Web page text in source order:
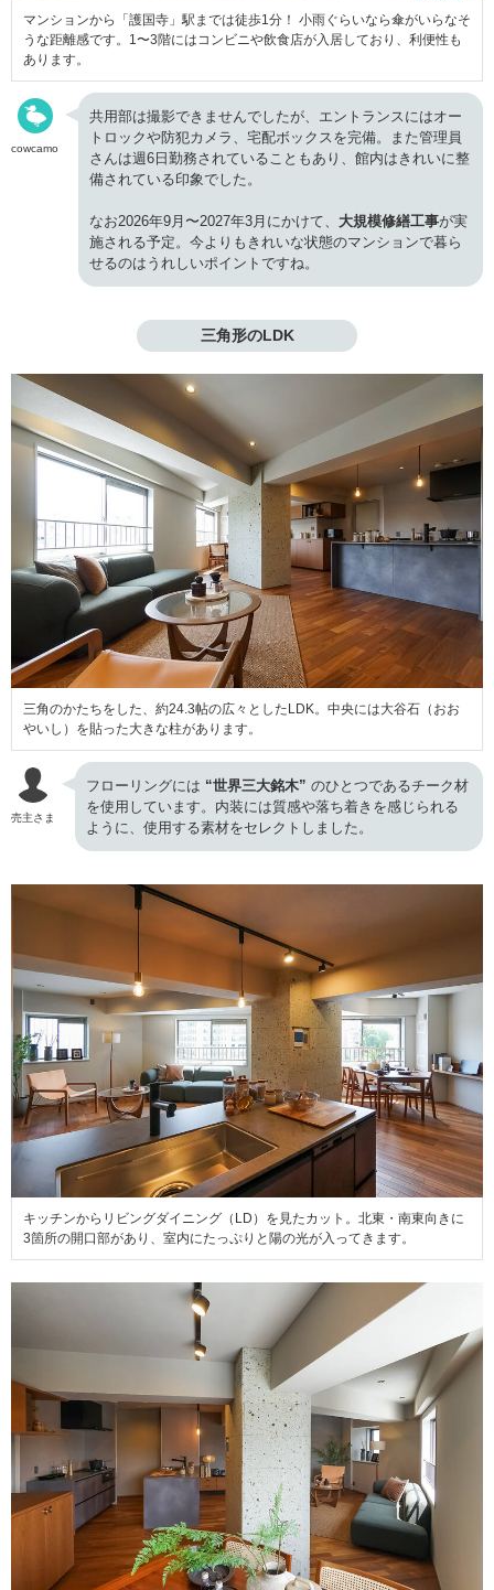
マンションから「護国寺」駅までは徒歩1分！ 小雨ぐらいなら傘がいらなそ
うな距離感です。1〜3階にはコンビニや飲食店が入居しており、利便性も
あります。
cowcamo
共用部は撮影できませんでしたが、エントランスにはオー
トロックや防犯カメラ、宅配ボックスを完備。また管理員
さんは週6日勤務されていることもあり、館内はきれいに整
備されている印象でした。
なお2026年9月〜2027年3月にかけて、 大規模修繕工事が実
施される予定。今よりもきれいな状態のマンションで暮ら
せるのはうれしいポイントですね。
三角形のLDK
三角のかたちをした、約24.3帖の広々としたLDK。中央には大谷石（おお
やいし）を貼った大きな柱があります。
売主さま
フローリングには “世界三大銘木” のひとつであるチーク材
を使用しています。内装には質感や落ち着きを感じられる
ように、使用する素材をセレクトしました。
キッチンからリビングダイニング（LD）を見たカット。北東・南東向きに
3箇所の開口部があり、室内にたっぷりと陽の光が入ってきます。